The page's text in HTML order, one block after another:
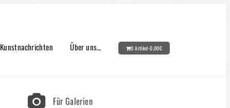
Kunstnachrichten Über uns… 0 Artikel-0,00€
Für Galerien